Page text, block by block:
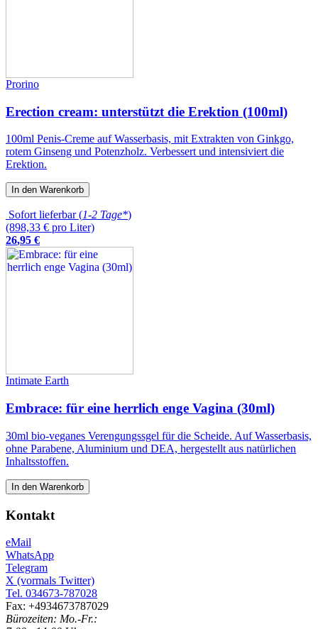
Prorino
Erection cream: unterstützt die Erektion (100ml)
100ml Penis-Creme auf Wasserbasis, mit Extrakten von Ginkgo,
rotem Ginseng und Potenzholz. Verbessert und intensiviert die
Erektion.
In den Warenkorb
Sofort lieferbar (1-2 Tage*)
(898,33 € pro Liter)
26,95 €
Intimate Earth
Embrace: für eine herrlich enge Vagina (30ml)
30ml bio-veganes Verengungssgel für die Scheide. Auf Wasserbasis,
ohne Parabene, Aluminium und DEA, hergestellt aus natürlichen
Inhaltsstoffen.
In den Warenkorb
Kontakt
eMail
WhatsApp
Telegram
X (vormals Twitter)
Tel. 034673-787028
Fax: +4934673787029
Bürozeiten: Mo.-Fr.: